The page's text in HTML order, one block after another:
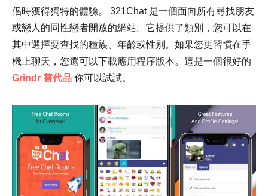
侶時獲得獨特的體驗。 321Chat 是一個面向所有尋找朋友
或戀人的同性戀者開放的網站。它提供了類別，您可以在
其中選擇要查找的種族、年齡或性別。如果您更習慣在手
機上聊天，您還可以下載應用程序版本。這是一個很好的
Grindr 替代品 你可以試試。